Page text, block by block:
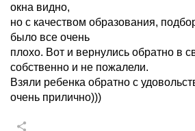
окна видно,
но с качеством образования,
было все очень
плохо. Вот и вернулись обратно в
собственно и не пожалели.
Взяли ребенка обратно с
очень прилично)))